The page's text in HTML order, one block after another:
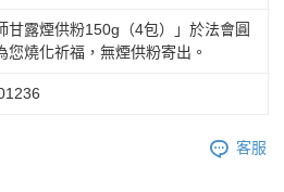
甘露煙供粉150g（4包）」於法會圓
您燒化祈福，無煙供粉寄出。
客服